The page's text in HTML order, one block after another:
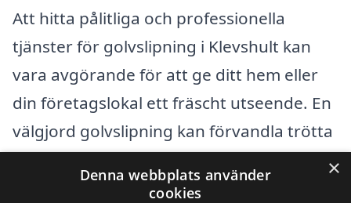
Att hitta pålitliga och professionella
tjänster för golvslipning i Klevshult kan
vara avgörande för att ge ditt hem eller
din företagslokal ett fräscht utseende. En
välgjord golvslipning kan förvandla trötta
och slitna golv till något vackert och
hållbart. Men vad gör man om man inte
×
Denna webbplats använder
cookies